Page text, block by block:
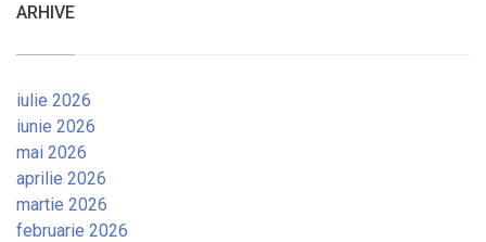
ARHIVE
iulie 2026
iunie 2026
mai 2026
aprilie 2026
martie 2026
februarie 2026